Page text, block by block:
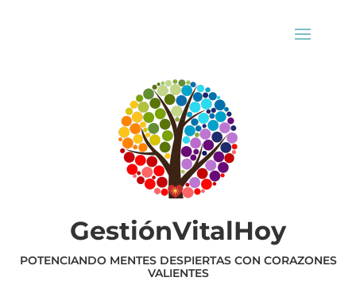
GestiónVitalHoy
POTENCIANDO MENTES DESPIERTAS CON CORAZONES
VALIENTES